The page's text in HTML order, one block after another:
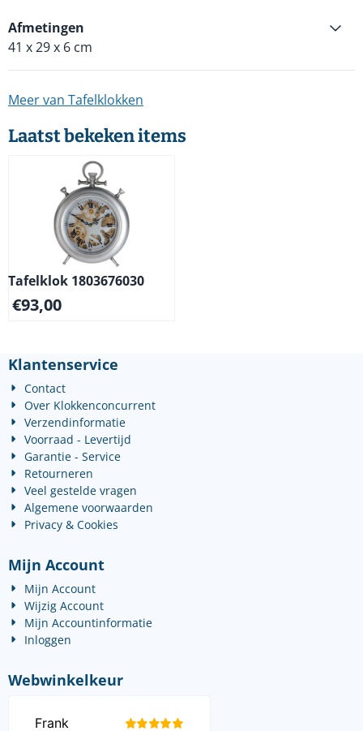
Afmetingen
41 x 29 x 6 cm
Meer van Tafelklokken
Laatst bekeken items
Tafelklok 1803676030
€93,00
Klantenservice
Contact
Over Klokkenconcurrent
Verzendinformatie
Voorraad - Levertijd
Garantie - Service
Retourneren
Veel gestelde vragen
Algemene voorwaarden
Privacy & Cookies
Mijn Account
Mijn Account
Wijzig Account
Mijn Accountinformatie
Inloggen
Webwinkelkeur